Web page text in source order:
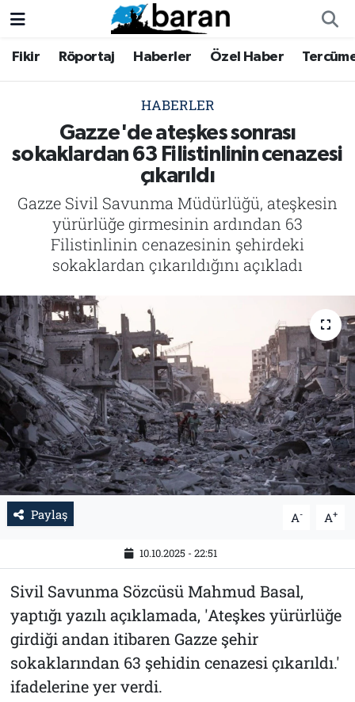
Fikir Röportaj Haberler Özel Haber
HABERLER
Gazze'de ateşkes sonrası
sokaklardan 63 Filistinlinin cenazesi
çıkarıldı
Gazze Sivil Savunma Müdürlüğü, ateşkesin
yürürlüğe girmesinin ardından 63
Filistinlinin cenazesinin şehirdeki
sokaklardan çıkarıldığını açıkladı
Paylaş A- A+
10.10.2025 - 22:51
Sivil Savunma Sözcüsü Mahmud Basal,
yaptığı yazılı açıklamada, 'Ateşkes yürürlüğe
girdiği andan itibaren Gazze şehir
sokaklarından 63 şehidin cenazesi çıkarıldı.'
ifadelerine yer verdi.
Fikir
Haberler
Tercüme
İktibas
Büyük Doğu-İbda
Dergi
Tarih
Fikir
Haberler
Tercüme
İktibas
Büyük Doğu-İbda
Dergi
İletişim
Künye
Nöbetçi Eczaneler
Trafik Durumu
Süper Lig Puan Durumu ve Fikstür
Tüm Manşetler
Son Dakika Haberleri
Haber Arşivi